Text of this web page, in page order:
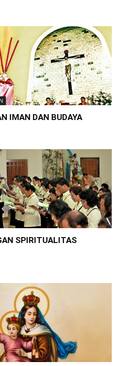
IMAN DAN BUDAYA
SPIRITUALITAS